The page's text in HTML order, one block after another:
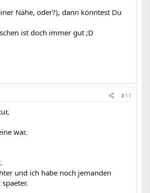
Nähe, oder?), dann könntest Du
ist doch immer gut ;D
#11
war.
und ich habe noch jemanden